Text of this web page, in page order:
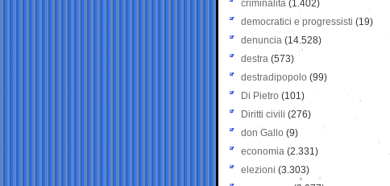
criminalità (1.402)
democratici e progressisti (19)
denuncia (14.528)
destra (573)
destradipopolo (99)
Di Pietro (101)
Diritti civili (276)
don Gallo (9)
economia (2.331)
elezioni (3.303)